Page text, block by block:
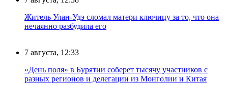
Житель Улан-Удэ сломал матери ключицу за то, что она
нечаянно разбудила его
7 августа, 12:33
«День поля» в Бурятии соберет тысячу участников с
разных регионов и делегации из Монголии и Китая